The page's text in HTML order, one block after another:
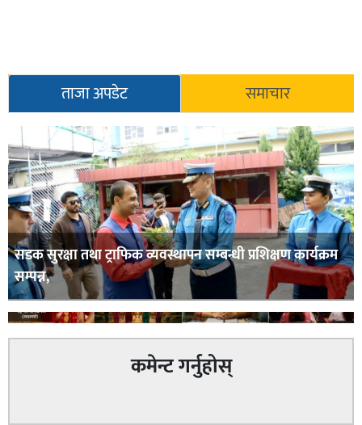
ताजा अपडेट समाचार
सडक सुरक्षा तथा ट्राफिक व्यवस्थापन सम्बन्धी प्रशिक्षण कार्यक्रम
सम्पन्न,
कमेन्ट गर्नुहोस्